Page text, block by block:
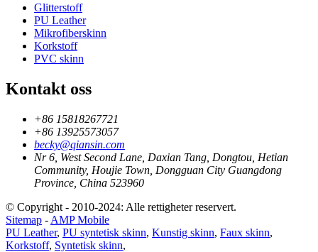
Glitterstoff
PU Leather
Mikrofiberskinn
Korkstoff
PVC skinn
Kontakt oss
+86 15818267721
+86 13925573057
becky@qiansin.com
Nr 6, West Second Lane, Daxian Tang, Dongtou, Hetian
Community, Houjie Town, Dongguan City Guangdong
Province, China 523960
© Copyright - 2010-2024: Alle rettigheter reservert.
Sitemap - AMP Mobile
PU Leather, PU syntetisk skinn, Kunstig skinn, Faux skinn,
Korkstoff, Syntetisk skinn,